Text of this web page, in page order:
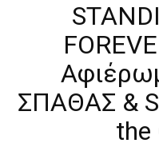
ΣΠΑΘΑΣ &
the